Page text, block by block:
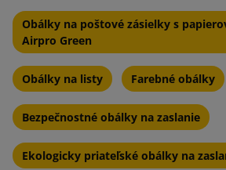
Obálky na poštové zásielky s
Airpro Green
Obálky na listy Farebné obálky
Bezpečnostné obálky na zaslanie
Ekologicky priateľské obálky na